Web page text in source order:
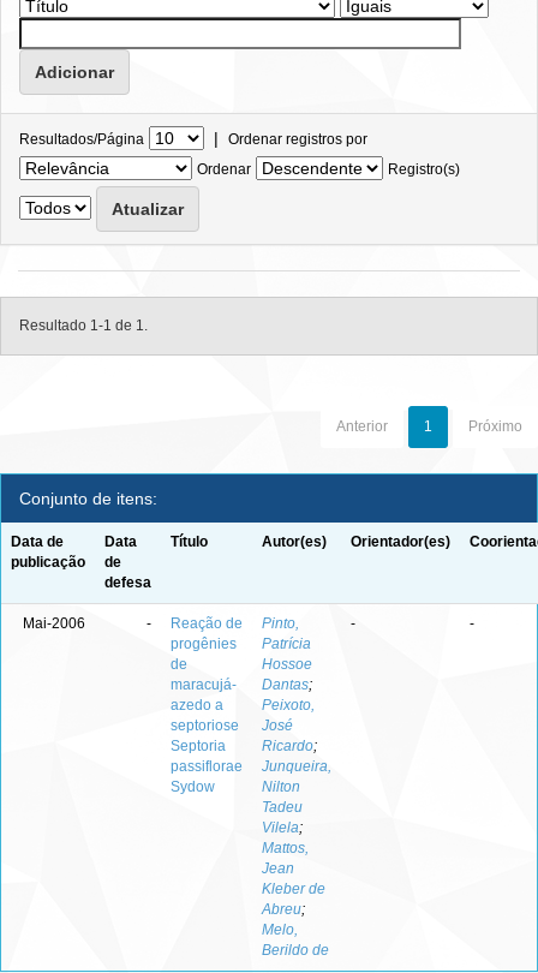
Resultados/Página | Ordenar registros por
Ordenar
Registro(s)
Resultado 1-1 de 1.
Anterior 1 Próximo
Conjunto de itens:
Data de
publicação
Data
de
defesa
Título Autor(es) Orientador(es)
Mai-2006 -
Reação de
progênies
de
maracujá-
azedo a
septoriose
Septoria
passiflorae
Sydow
Pinto,
Patrícia
Hossoe
Dantas;
Peixoto,
José
Ricardo;
Junqueira,
Nilton
Tadeu
Vilela;
Mattos,
Jean
Kleber de
Abreu;
Melo,
Berildo de
- -